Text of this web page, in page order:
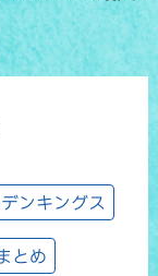
ンキングス
とめ